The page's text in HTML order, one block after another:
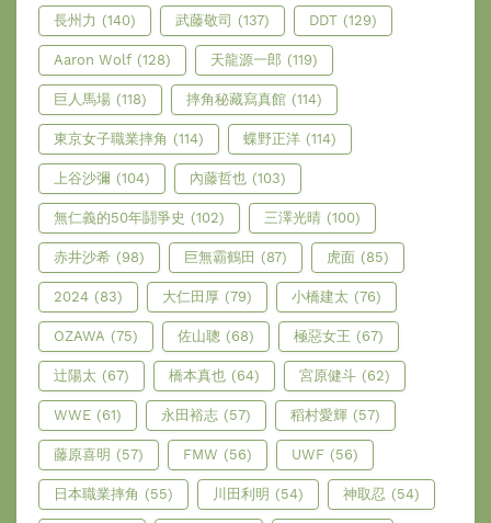
長州力 (140) 武藤敬司 (137) DDT (129)
Aaron Wolf (128) 天龍源一郎 (119)
巨人馬場 (118) 摔角秘藏寫真館 (114)
東京女子職業摔角 (114) 蝶野正洋 (114)
上谷沙彌 (104) 內藤哲也 (103)
無仁義的50年鬪爭史 (102) 三澤光晴 (100)
赤井沙希 (98) 巨無霸鶴田 (87) 虎面 (85)
2024 (83) 大仁田厚 (79) 小橋建太 (76)
OZAWA (75) 佐山聰 (68) 極惡女王 (67)
辻陽太 (67) 橋本真也 (64) 宮原健斗 (62)
WWE (61) 永田裕志 (57) 稻村愛輝 (57)
藤原喜明 (57) FMW (56) UWF (56)
日本職業摔角 (55) 川田利明 (54) 神取忍 (54)